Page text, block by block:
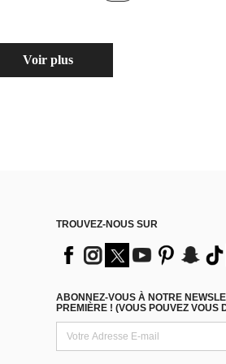
Voir plus
TROUVEZ-NOUS SUR
ABONNEZ-VOUS À NOTRE
PREMIÈRE ! (VOUS POUVEZ VOUS